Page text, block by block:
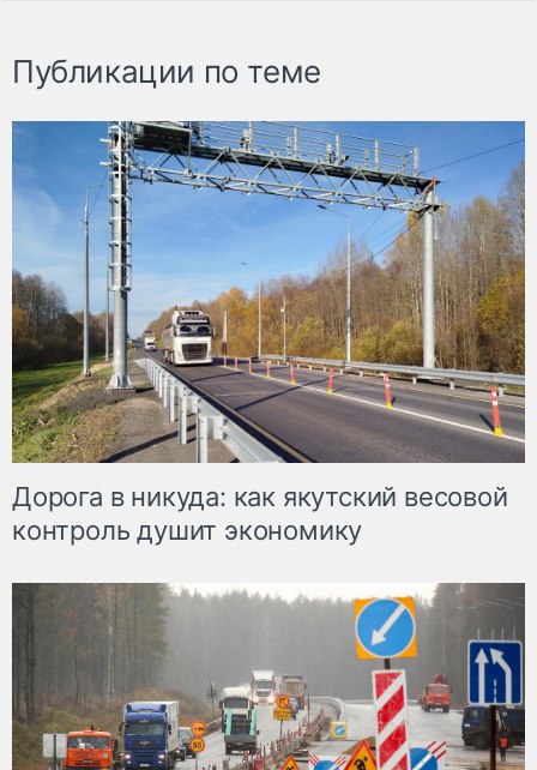
Публикации по теме
Дорога в никуда: как якутский весовой
контроль душит экономику